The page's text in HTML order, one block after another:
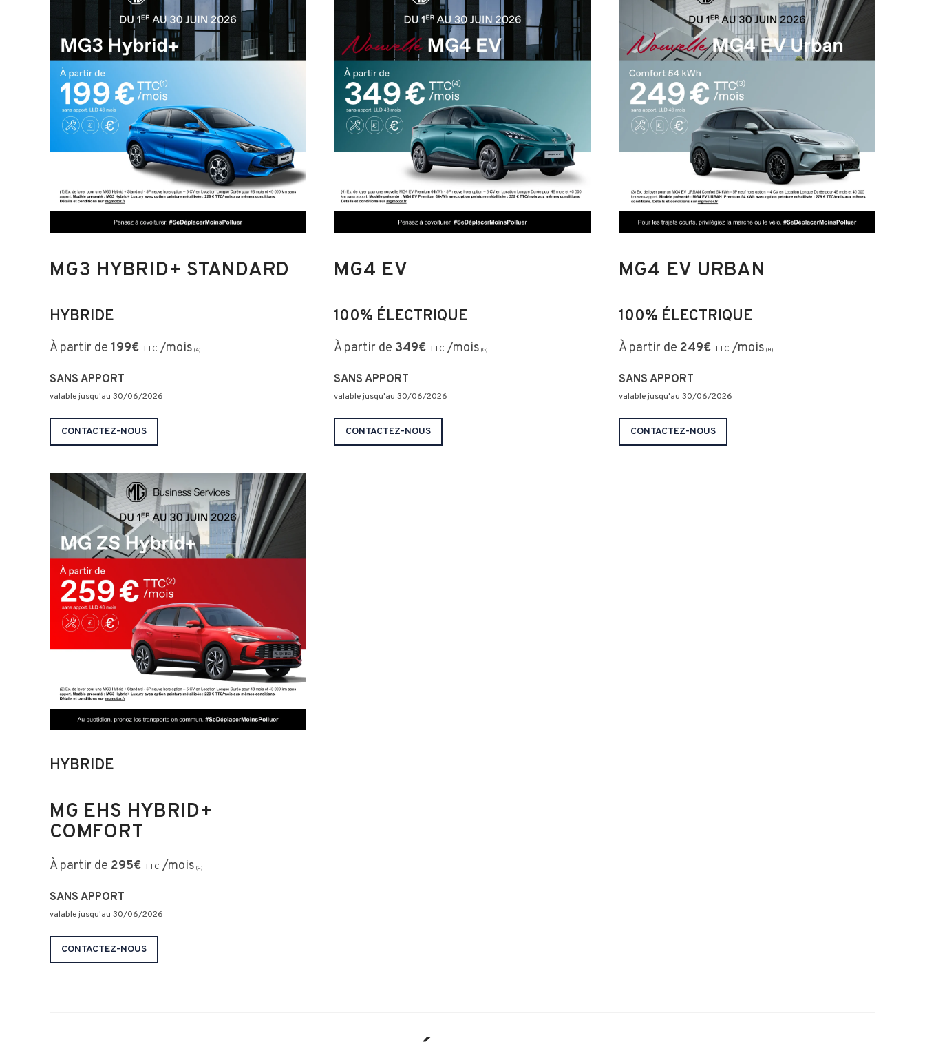
MG3 HYBRID+ STANDARD
HYBRIDE
À partir de 199€ TTC /mois (A)
SANS APPORT
valable jusqu'au 30/06/2026
CONTACTEZ-NOUS
MG4 EV
100% ÉLECTRIQUE
À partir de 349€TTC /mois (G)
SANS APPORT
valable jusqu'au 30/06/2026
CONTACTEZ-NOUS
MG4 EV URBAN
100% ÉLECTRIQUE
À partir de 249€ TTC /mois (H)
SANS APPORT
valable jusqu'au 30/06/2026
CONTACTEZ-NOUS
HYBRIDE
MG EHS HYBRID+
COMFORT
À partir de 295€ TTC /mois (C)
SANS APPORT
valable jusqu'au 30/06/2026
CONTACTEZ-NOUS